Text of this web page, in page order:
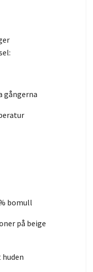
gångerna
bomull
på beige
huden